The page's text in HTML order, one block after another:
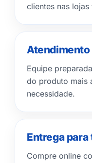
clientes nas
Equipe
do produto mais
necessidade.
Entrega
Compre online